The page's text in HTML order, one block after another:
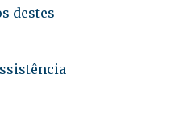
destes